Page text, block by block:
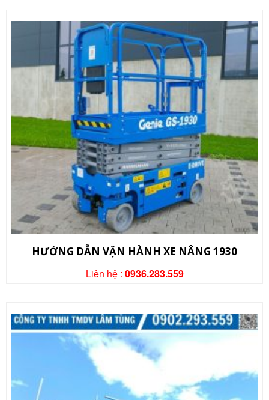
HƯỚNG DẪN VẬN HÀNH XE NÂNG 1930
Liên hệ : 0936.283.559